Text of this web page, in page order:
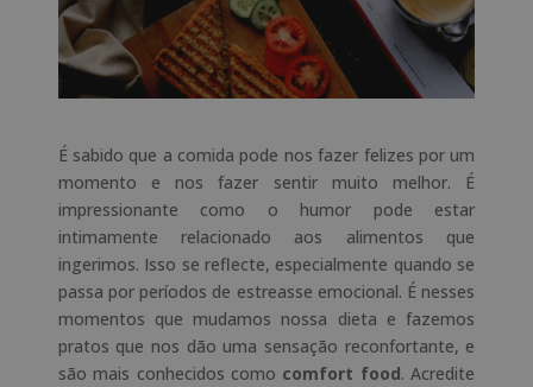
É sabido que a comida pode nos fazer felizes por um
momento e nos fazer sentir muito melhor. É
impressionante como o humor pode estar
intimamente relacionado aos alimentos que
ingerimos. Isso se reflecte, especialmente quando se
passa por períodos de estreasse emocional. É nesses
momentos que mudamos nossa dieta e fazemos
pratos que nos dão uma sensação reconfortante, e
são mais conhecidos como comfort food. Acredite